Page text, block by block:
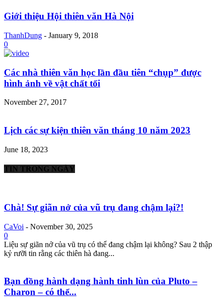
Giới thiệu Hội thiên văn Hà Nội
ThanhDung - January 9, 2018
0
Các nhà thiên văn học lần đầu tiên “chụp” được
hình ảnh về vật chất tối
November 27, 2017
Lịch các sự kiện thiên văn tháng 10 năm 2023
June 18, 2023
TIN TRONG NGÀY
Chà! Sự giãn nở của vũ trụ đang chậm lại?!
CaVoi - November 30, 2025
0
Liệu sự giãn nở của vũ trụ có thể đang chậm lại không? Sau 2 thập
kỷ rưỡi tin rằng các thiên hà đang...
Bạn đồng hành dạng hành tinh lùn của Pluto –
Charon – có thể...